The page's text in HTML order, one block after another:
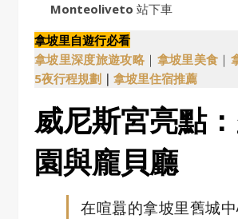
Monteoliveto 站下車
拿坡里自遊行必看
拿坡里深度旅遊攻略 ｜ 拿坡里美食 ｜
5夜行程規劃 ｜ 拿坡里住宿推薦
威尼斯宮亮點
園與龐貝廳
在喧囂的拿坡里舊城